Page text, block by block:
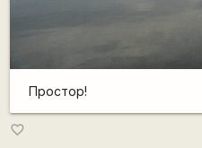
Простор!
favorite_border